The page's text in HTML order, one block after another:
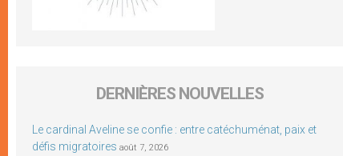
DERNIÈRES NOUVELLES
Le cardinal Aveline se confie : entre catéchuménat, paix et
défis migratoires août 7, 2026